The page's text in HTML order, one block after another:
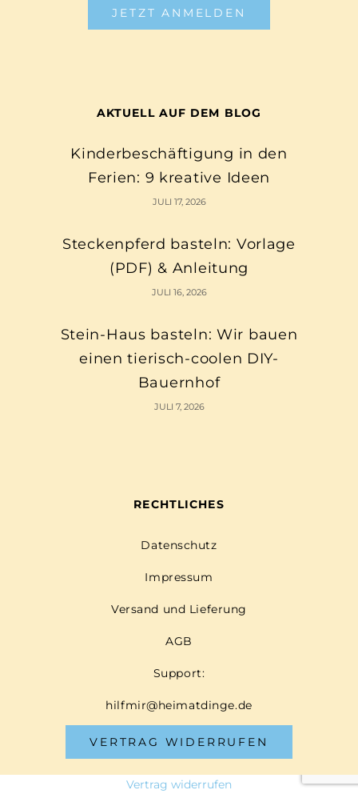
JETZT ANMELDEN
AKTUELL AUF DEM BLOG
Kinderbeschäftigung in den
Ferien: 9 kreative Ideen
JULI 17, 2026
Steckenpferd basteln: Vorlage
(PDF) & Anleitung
JULI 16, 2026
Stein-Haus basteln: Wir bauen
einen tierisch-coolen DIY-
Bauernhof
JULI 7, 2026
RECHTLICHES
Datenschutz
Impressum
Versand und Lieferung
AGB
Support:
hilfmir@heimatdinge.de
VERTRAG WIDERRUFEN
Vertrag widerrufen